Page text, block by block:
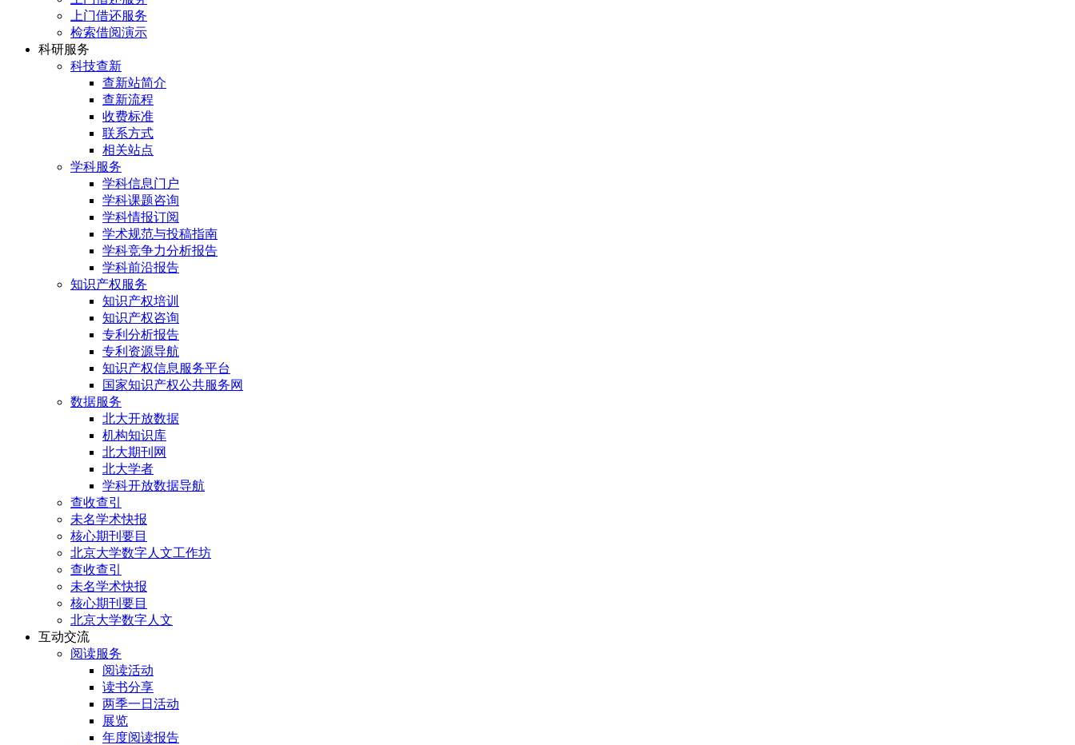
上门借还服务
检索借阅演示
科研服务
科技查新
查新站简介
查新流程
收费标准
联系方式
相关站点
学科服务
学科信息门户
学科课题咨询
学科情报订阅
学术规范与投稿指南
学科竞争力分析报告
学科前沿报告
知识产权服务
知识产权培训
知识产权咨询
专利分析报告
专利资源导航
知识产权信息服务平台
国家知识产权公共服务网
数据服务
北大开放数据
机构知识库
北大期刊网
北大学者
学科开放数据导航
查收查引
未名学术快报
核心期刊要目
北京大学数字人文工作坊
查收查引
未名学术快报
核心期刊要目
北京大学数字人文
互动交流
阅读服务
阅读活动
读书分享
两季一日活动
展览
年度阅读报告